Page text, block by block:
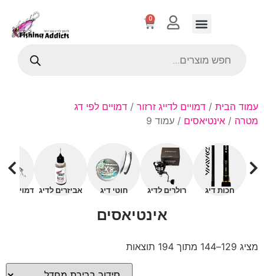
0
עמוד הבית / דמויים לדייג זרזור / דמויים לפי דג
מטרה / אינטיאסים / עמוד 9
חכות דיג רולרים לדיג חוטי דיג אביזרים לדיג דמויים
אינטיאסים
מציג 129–144 מתוך 194 תוצאות